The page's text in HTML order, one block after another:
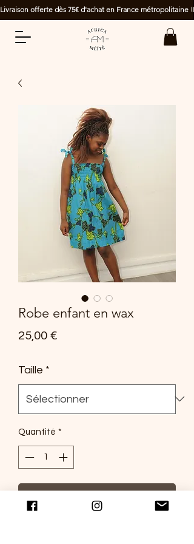
Livraison offerte dès 75€ d'achat en France métropolitaine !
Robe enfant en wax
25,00 €Prix
Taille *
Quantité *